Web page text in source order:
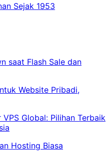
Sejak 1953
saat Flash Sale dan
Website Pribadi,
Global: Pilihan Terbaik
Hosting Biasa